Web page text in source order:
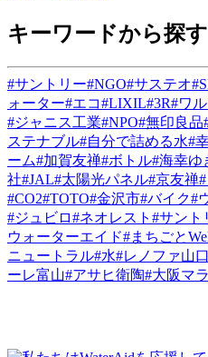
キーワードから探す
#サントリー#NGO#サステオ
ォーター#エコ#LIXIL#3R#ワ
#ジャニス工業#NPO#無印良品
ステナブル#自分で詰める水#
ーム#加賀友禅#ボトル#海幸ゆ
社#JAL#太陽光パネル#京友禅
#CO2#TOTO#金沢市#バイク#
#ジュビロ#ネオレスト #サント
ウォーターエイド#まちごと
ニュートラル#水#レノファ山
ーレ富山#アサヒ衛陶#大阪マ